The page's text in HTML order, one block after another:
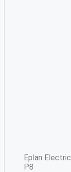
Eplan Electric
P8